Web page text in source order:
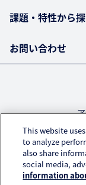
課題・特性から
お問い合わせ
This website
to analyze
also share
social media,
information